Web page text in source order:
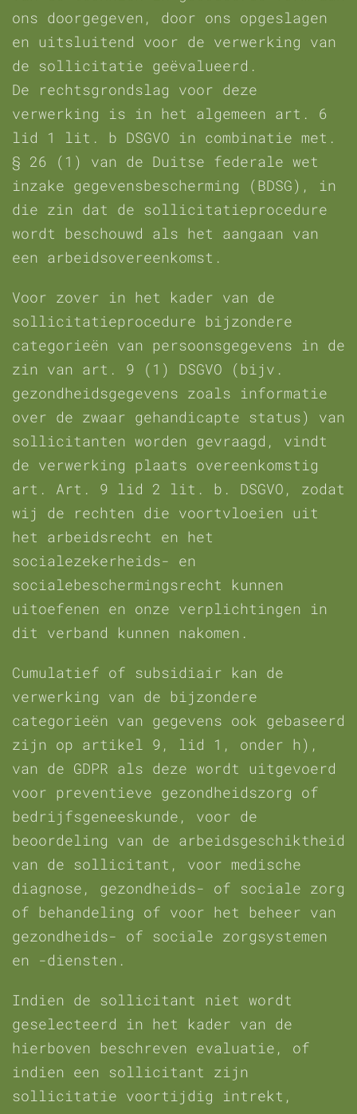
ons doorgegeven, door ons opgeslagen
en uitsluitend voor de verwerking van
de sollicitatie geëvalueerd.
De rechtsgrondslag voor deze
verwerking is in het algemeen art. 6
lid 1 lit. b DSGVO in combinatie met.
§ 26 (1) van de Duitse federale wet
inzake gegevensbescherming (BDSG), in
die zin dat de sollicitatieprocedure
wordt beschouwd als het aangaan van
een arbeidsovereenkomst.
Voor zover in het kader van de
sollicitatieprocedure bijzondere
categorieën van persoonsgegevens in de
zin van art. 9 (1) DSGVO (bijv.
gezondheidsgegevens zoals informatie
over de zwaar gehandicapte status) van
sollicitanten worden gevraagd, vindt
de verwerking plaats overeenkomstig
art. Art. 9 lid 2 lit. b. DSGVO, zodat
wij de rechten die voortvloeien uit
het arbeidsrecht en het
socialezekerheids- en
socialebeschermingsrecht kunnen
uitoefenen en onze verplichtingen in
dit verband kunnen nakomen.
Cumulatief of subsidiair kan de
verwerking van de bijzondere
categorieën van gegevens ook gebaseerd
zijn op artikel 9, lid 1, onder h),
van de GDPR als deze wordt uitgevoerd
voor preventieve gezondheidszorg of
bedrijfsgeneeskunde, voor de
beoordeling van de arbeidsgeschiktheid
van de sollicitant, voor medische
diagnose, gezondheids- of sociale zorg
of behandeling of voor het beheer van
gezondheids- of sociale zorgsystemen
en -diensten.
Indien de sollicitant niet wordt
geselecteerd in het kader van de
hierboven beschreven evaluatie, of
indien een sollicitant zijn
sollicitatie voortijdig intrekt,